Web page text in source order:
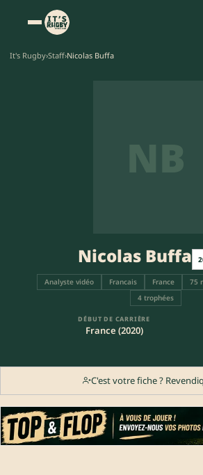
It's Rugby›Staff›Nicolas Buffa
NB
Nicolas Buffa
Analyste vidéo Francais France 75
4 trophées
DÉBUT DE CARRIÈRE
France (2020)
C'est votre fiche ?